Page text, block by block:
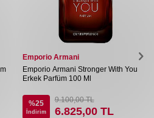
Emporio Armani
Emporio Armani Stronger With You
Erkek Parfüm 100 Ml
%25
İndirim
9.100,00TL
6.825,00TL